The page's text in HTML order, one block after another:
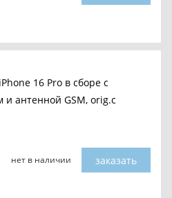
16 Pro в сборе с
и антенной GSM, orig.c
нет в наличии заказать